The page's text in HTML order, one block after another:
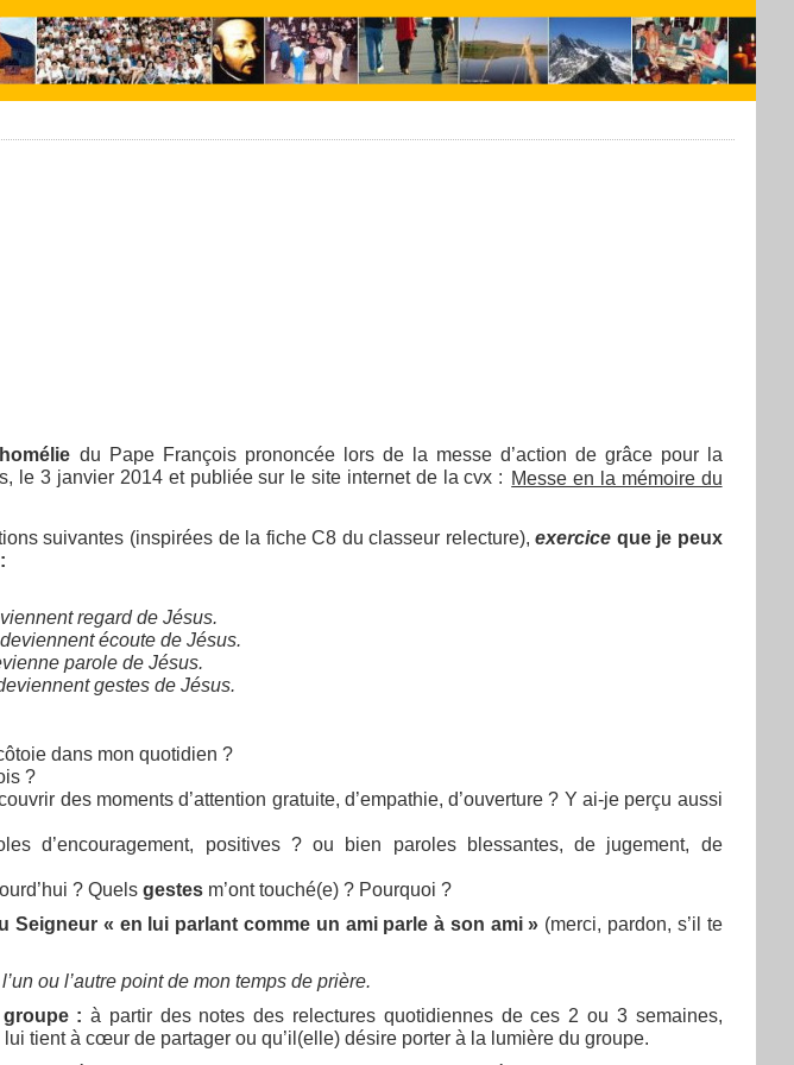
du Pape François prononcée lors de la messe d’action de grâce pour la
le 3 janvier 2014 et publiée sur le site internet de la cvx : Messe en la mémoire du
suivantes (inspirées de la fiche C8 du classeur relecture),exercice que je peux
regard de Jésus.
deviennent écoute de Jésus.
parole de Jésus.
gestes de Jésus.
dans mon quotidien ?
?
des moments d’attention gratuite, d’empathie, d’ouverture ? Y ai-je perçu aussi
d’encouragement, positives ? ou bien paroles blessantes, de jugement, de
? Quelsgestes m’ont touché(e) ? Pourquoi ?
Seigneur « en lui parlant comme un ami parle à son ami » (merci, pardon, s’il te
ou l’autre point de mon temps de prière.
: à partir des notes des relectures quotidiennes de ces 2 ou 3 semaines,
tient à cœur de partager ou qu’il(elle) désire porter à la lumière du groupe.